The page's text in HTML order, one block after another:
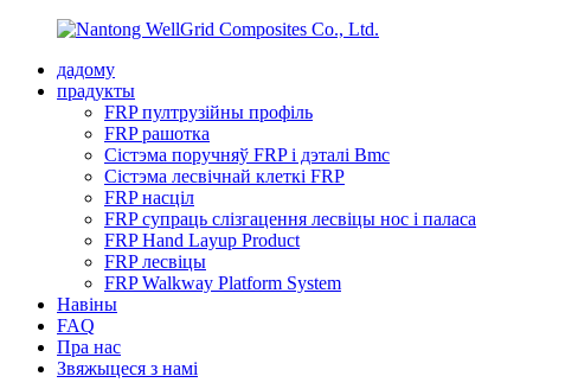
дадому
прадукты
FRP пултрузійны профіль
FRP рашотка
Сістэма поручняў FRP і дэталі Bmc
Сістэма лесвічнай клеткі FRP
FRP насціл
FRP супраць слізгацення лесвіцы нос і паласа
FRP Hand Layup Product
FRP лесвіцы
FRP Walkway Platform System
Навіны
FAQ
Пра нас
Звяжыцеся з намі